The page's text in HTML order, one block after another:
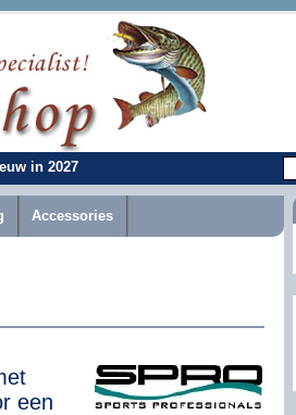
in 2027
Accessories
een